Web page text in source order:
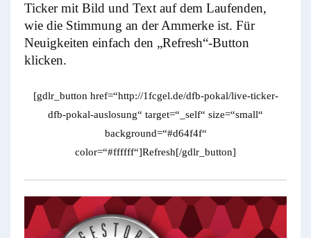
Ticker mit Bild und Text auf dem Laufenden,
wie die Stimmung an der Ammerke ist. Für
Neuigkeiten einfach den „Refresh“-Button
klicken.
[gdlr_button href=“http://1fcgel.de/dfb-pokal/live-ticker-
dfb-pokal-auslosung“ target=“_self“ size=“small“
background=“#d64f4f“
color=“#ffffff“]Refresh[/gdlr_button]